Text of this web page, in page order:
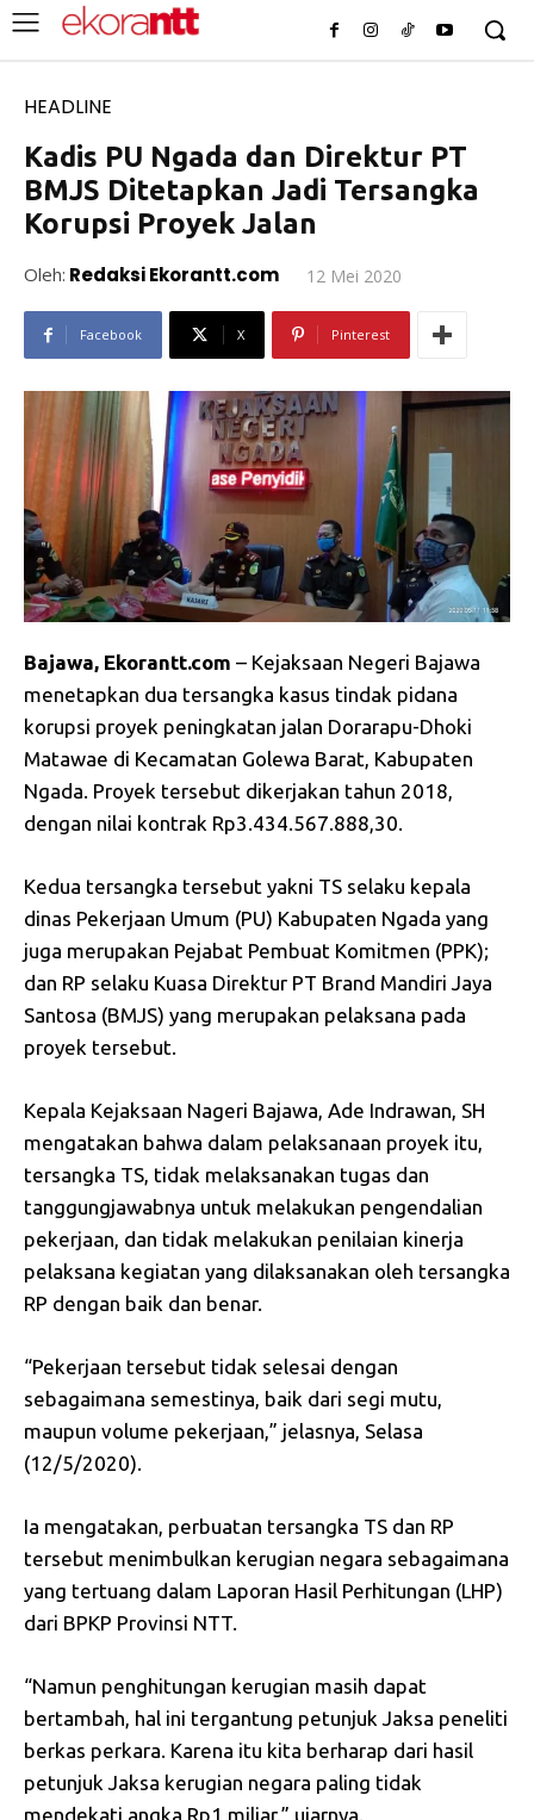
HEADLINE
Kadis PU Ngada dan Direktur PT
BMJS Ditetapkan Jadi Tersangka
Korupsi Proyek Jalan
Oleh: Redaksi Ekorantt.com 12 Mei 2020
Facebook X Pinterest
Bajawa, Ekorantt.com – Kejaksaan Negeri Bajawa
menetapkan dua tersangka kasus tindak pidana
korupsi proyek peningkatan jalan Dorarapu-Dhoki
Matawae di Kecamatan Golewa Barat, Kabupaten
Ngada. Proyek tersebut dikerjakan tahun 2018,
dengan nilai kontrak Rp3.434.567.888,30.
Kedua tersangka tersebut yakni TS selaku kepala
dinas Pekerjaan Umum (PU) Kabupaten Ngada yang
juga merupakan Pejabat Pembuat Komitmen (PPK);
dan RP selaku Kuasa Direktur PT Brand Mandiri Jaya
Santosa (BMJS) yang merupakan pelaksana pada
proyek tersebut.
Kepala Kejaksaan Nageri Bajawa, Ade Indrawan, SH
mengatakan bahwa dalam pelaksanaan proyek itu,
tersangka TS, tidak melaksanakan tugas dan
tanggungjawabnya untuk melakukan pengendalian
pekerjaan, dan tidak melakukan penilaian kinerja
pelaksana kegiatan yang dilaksanakan oleh tersangka
RP dengan baik dan benar.
“Pekerjaan tersebut tidak selesai dengan
sebagaimana semestinya, baik dari segi mutu,
maupun volume pekerjaan,” jelasnya, Selasa
(12/5/2020).
Ia mengatakan, perbuatan tersangka TS dan RP
tersebut menimbulkan kerugian negara sebagaimana
yang tertuang dalam Laporan Hasil Perhitungan (LHP)
dari BPKP Provinsi NTT.
“Namun penghitungan kerugian masih dapat
bertambah, hal ini tergantung petunjuk Jaksa peneliti
berkas perkara. Karena itu kita berharap dari hasil
petunjuk Jaksa kerugian negara paling tidak
mendekati angka Rp1 miliar,” ujarnya.